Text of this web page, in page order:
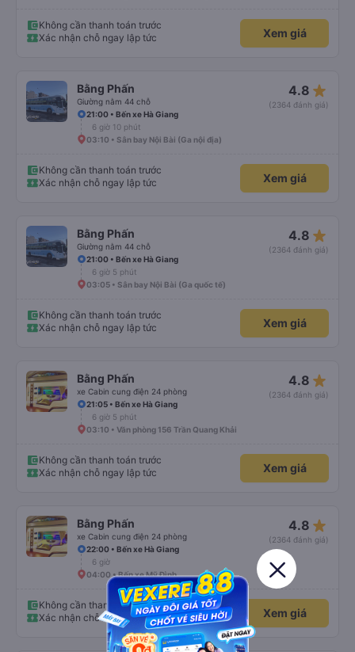
Không cần thanh toán trước
Xác nhận chỗ ngay lập tức
Xem giá
Bằng Phấn
Giường nằm 44 chỗ
4.8 star_rate
(2364 đánh giá)
21:00 • Bến xe Hà Giang
6 giờ 10 phút
03:10 • Sân bay Nội Bài (Ga nội địa)
Không cần thanh toán trước
Xác nhận chỗ ngay lập tức
Xem giá
Bằng Phấn
Giường nằm 44 chỗ
4.8 star_rate
(2364 đánh giá)
21:00 • Bến xe Hà Giang
6 giờ 5 phút
03:05 • Sân bay Nội Bài (Ga quốc tế)
Không cần thanh toán trước
Xác nhận chỗ ngay lập tức
Xem giá
Bằng Phấn
xe Cabin cung điện 24 phòng
4.8 star_rate
(2364 đánh giá)
21:05 • Bến xe Hà Giang
6 giờ 5 phút
03:10 • Văn phòng 156 Trần Quang Khải
Không cần thanh toán trước
Xác nhận chỗ ngay lập tức
Xem giá
Bằng Phấn
xe Cabin cung điện 24 phòng
4.8 star_rate
(2364 đánh giá)
22:00 • Bến xe Hà Giang
6 giờ
04:00 • Bến xe Mỹ Đình
Không cần thanh toán trước
Xác nhận chỗ ngay lập tức
Xem giá